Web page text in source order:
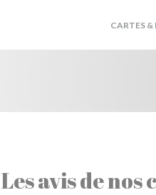
CARTES &
Les avis de nos